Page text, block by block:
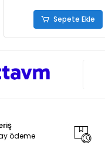
Sepete Ekle
ödeme